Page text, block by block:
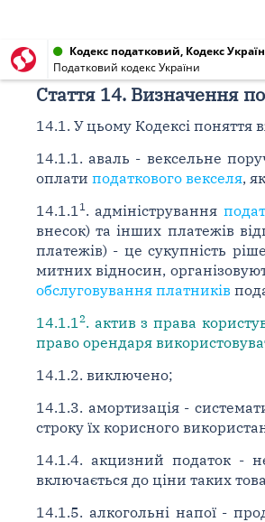
Кодекс податковий, Кодекс
Податковий кодекс України